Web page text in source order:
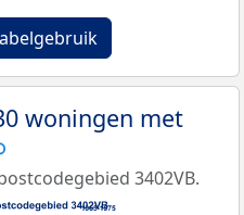
woningen met
3402VB.